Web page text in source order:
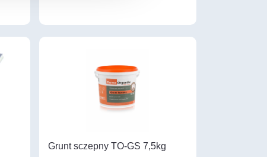
Grunt sczepny TO-GS 7,5kg